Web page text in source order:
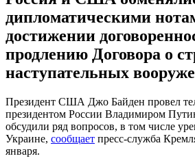
дипломатическими
достижении
продлению Договора о
наступательных
Президент США Джо Байден провел
президентом России Владимиром
обсудили ряд вопросов, в том числе
Украине, сообщает пресс-служба
января.